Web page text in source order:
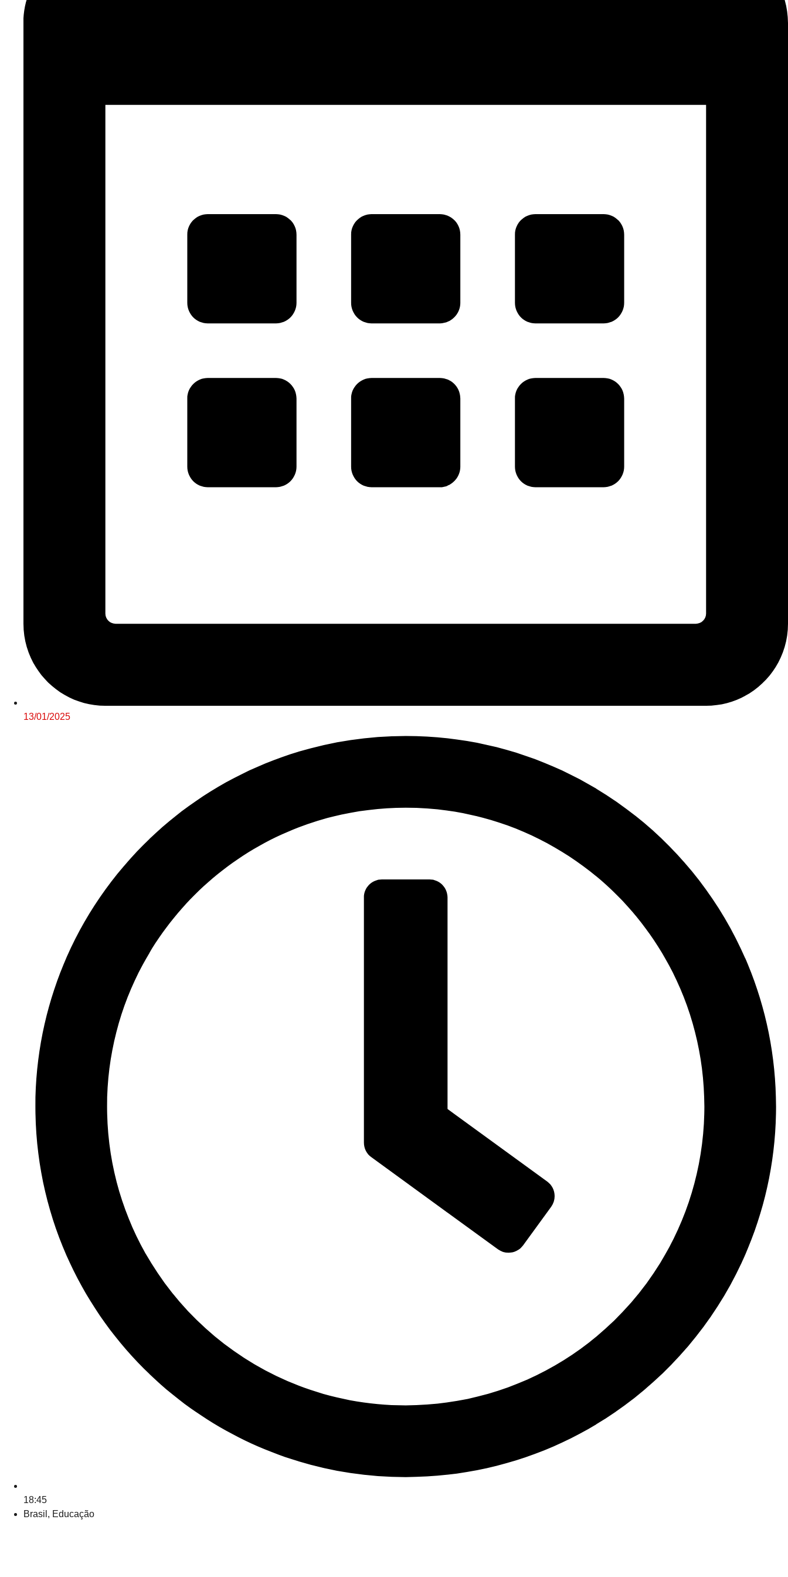
13/01/2025
18:45
Brasil , Educação